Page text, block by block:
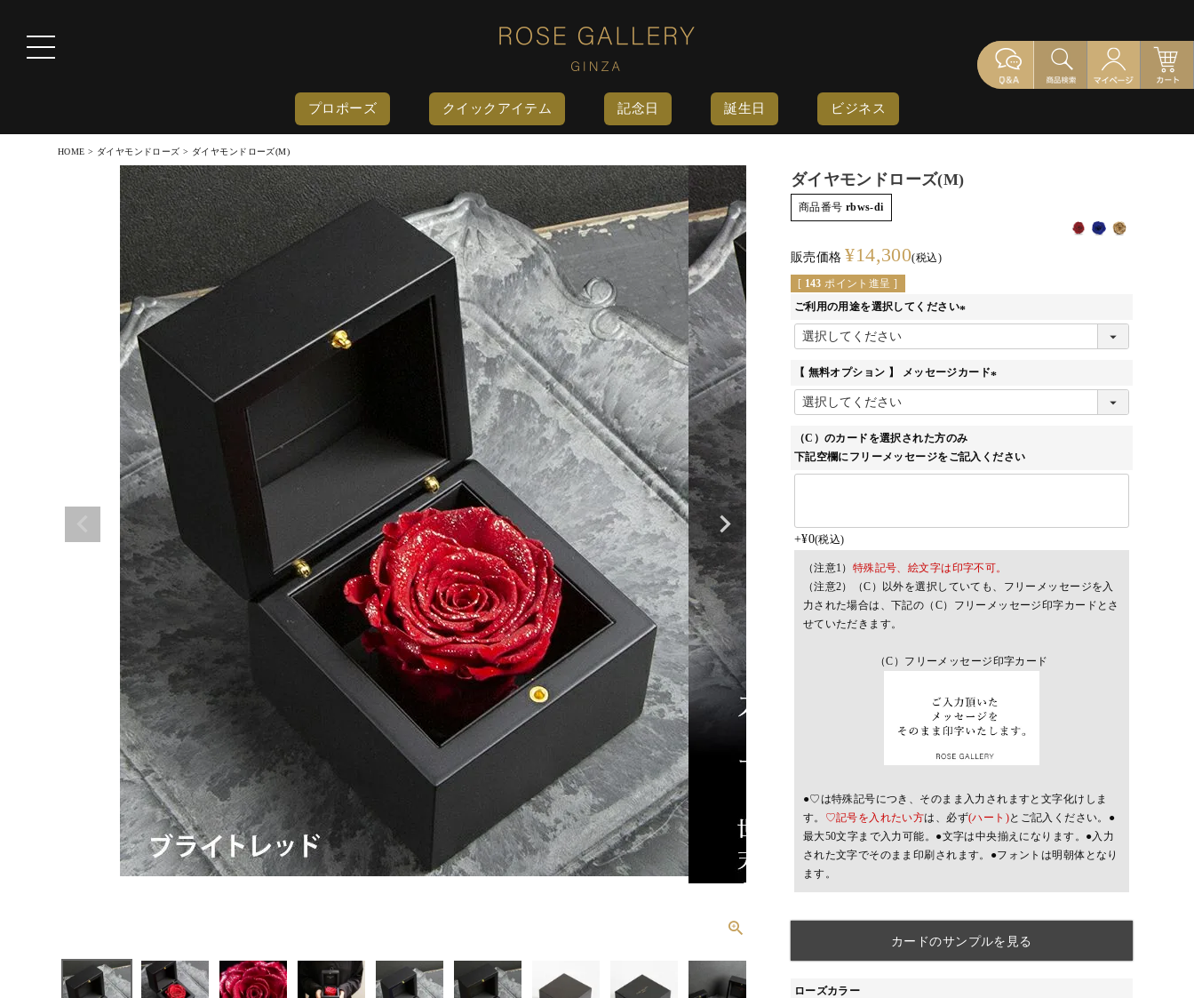
プロポーズ クイックアイテム 記念日 誕生日 ビジネス
HOME ダイヤモンドローズ ダイヤモンドローズ(M)
ダイヤモンドローズ(M)
商品番号 rbws-di
販売価格 ¥14,300 税込
[ 143 ポイント進呈 ]
ご利用の用途を選択してください
須)
【 無料オプション 】 メッセージカード
須)
（C）のカードを選択された方のみ
下記空欄にフリーメッセージをご記入ください
+¥0 税込
（注意1） 特殊記号、絵文字は印字不可。
（注意2）（C）以外を選択していても、フリーメッセージを入
力された場合は、下記の（C）フリーメッセージ印字カードとさ
せていただきます。
（C）フリーメッセージ印字カード
●♡は特殊記号につき、そのまま入力されますと文字化けしま
す。
♡記号を入れたい方は、必ず(ハート)とご記入ください。●
最大50文字まで入力可能。●文字は中央揃えになります。●入力
された文字でそのまま印刷されます。●フォントは明朝体となり
ます。
カードのサンプルを見る
ローズカラー